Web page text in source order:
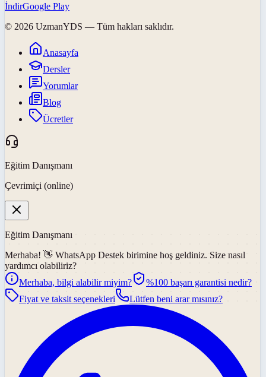
İndirGoogle Play
© 2026 UzmanYDS — Tüm hakları saklıdır.
Anasayfa
Dersler
Yorumlar
Blog
Ücretler
Eğitim Danışmanı
Çevrimiçi (online)
Eğitim Danışmanı
Merhaba! 👋 WhatsApp Destek birimine hoş geldiniz. Size nasıl
yardımcı olabiliriz?
Merhaba, bilgi alabilir miyim?
%100 başarı garantisi nedir?
Fiyat ve taksit seçenekleri
Lütfen beni arar mısınız?